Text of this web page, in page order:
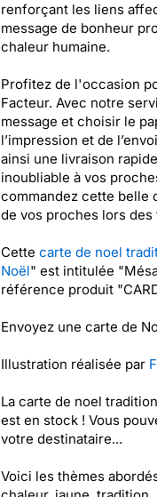
renforçant les liens
message de bonheur
chaleur humaine.
Profitez de l'occasion
Facteur. Avec notre
message et choisir le
l’impression et de
ainsi une livraison
inoubliable à vos
commandez cette belle
de vos proches lors des
Cette carte de noel
Noël" est intitulée
référence produit
Envoyez une carte de
Illustration réalisée par
La carte de noel
est en stock ! Vous
votre destinataire...
Voici les thèmes